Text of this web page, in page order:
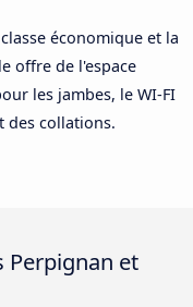
économique et la
offre de l'espace
les jambes, le WI-FI
des collations.
Perpignan et